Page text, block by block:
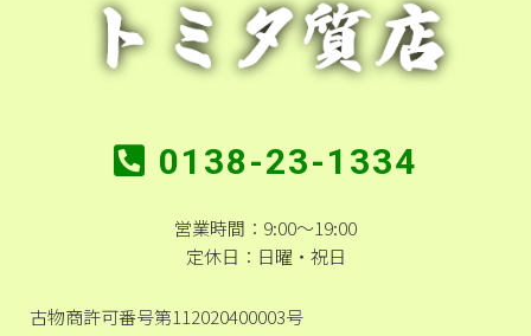
0138-23-1334
営業時間：9:00～19:00
定休日：日曜・祝日
古物商許可番号第112020400003号